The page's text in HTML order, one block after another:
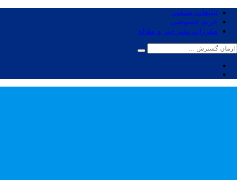
تبلیغات صنعتی
حریم خصوصی
مقررات نشر خبر و مقاله